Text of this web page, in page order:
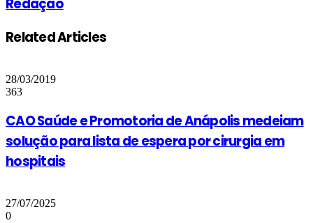
Redação
Related Articles
28/03/2019
363
CAO Saúde e Promotoria de Anápolis medeiam
solução para lista de espera por cirurgia em
hospitais
27/07/2025
0